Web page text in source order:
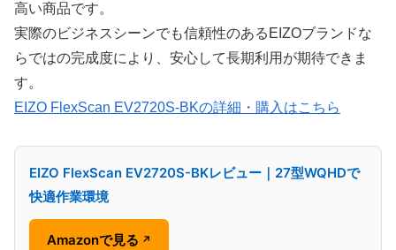
高い商品です。
実際のビジネスシーンでも信頼性のあるEIZOブランドな
らではの完成度により、安心して長期利用が期待できま
す。
EIZO FlexScan EV2720S-BKの詳細・購入はこちら
EIZO FlexScan EV2720S-BKレビュー｜27型WQHDで
快適作業環境
Amazonで見る ↗